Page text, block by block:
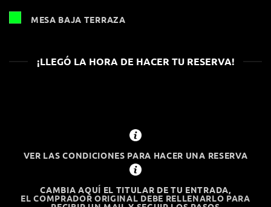
MESA BAJA TERRAZA
¡LLEGÓ LA HORA DE HACER TU RESERVA!
VER LAS CONDICIONES PARA HACER UNA RESERVA
CAMBIA AQUÍ EL TITULAR DE TU ENTRADA,
EL COMPRADOR ORIGINAL DEBE RELLENARLO PARA